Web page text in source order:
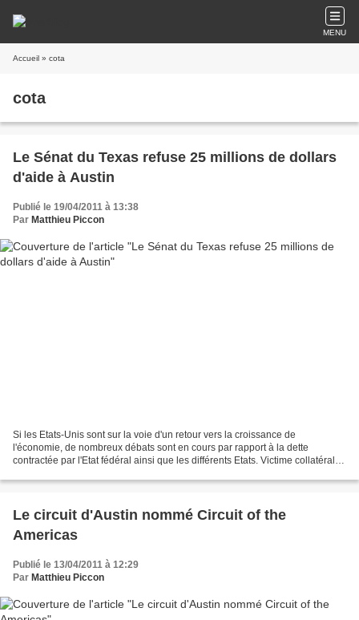
MENU
Accueil » cota
cota
Le Sénat du Texas refuse 25 millions de dollars
d'aide à Austin
Publié le 19/04/2011 à 13:38
Par Matthieu Piccon
Si les Etats-Unis sont sur la voie d'un retour vers la croissance de
l'économie, de nombreux débats sont en cours par rapport à la dette
contractée par l'Etat fédéral ainsi que les différents Etats. Victime collatérale,
Le circuit d'Austin nommé Circuit of the
Americas
Publié le 13/04/2011 à 12:29
Par Matthieu Piccon